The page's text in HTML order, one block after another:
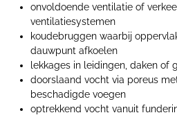
onvoldoende ventilatie of
ventilatiesystemen
koudebruggen waarbij
dauwpunt afkoelen
lekkages in leidingen, daken of
doorslaand vocht via poreus
beschadigde voegen
optrekkend vocht vanuit